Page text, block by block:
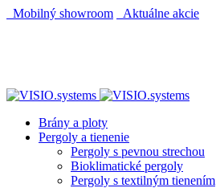
Mobilný showroom
Aktuálne akcie
Brány a ploty
Pergoly a tienenie
Pergoly s pevnou strechou
Bioklimatické pergoly
Pergoly s textilným tienením